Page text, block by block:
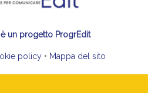
è un progetto ProgrEdit
policy• Mappa del sito